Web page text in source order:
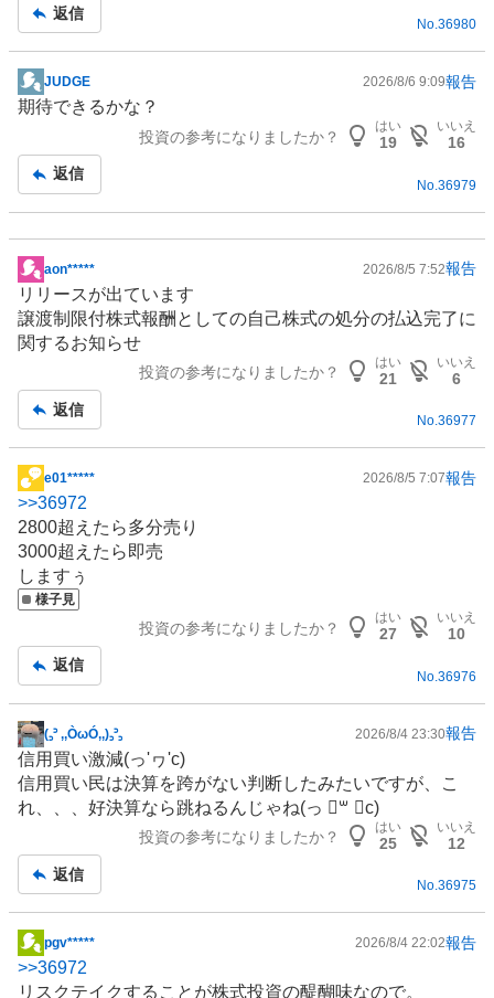
事
返信
No.36980
掲
示
事
JUDGE 2026/8/6 9:09報告
期待できるかな？
投資の参考になりましたか？
はい
19
いいえ
16
返信
No. 36979
掲
示
板
記
aon***** 2026/8/5 7:52報告
リリースが出ています
譲渡制限付株式報酬としての自己株式の処分の払込完了に
関するお知らせ
投資の参考になりましたか？
はい
21
いいえ
6
返信
No.36977
掲
示
板
記
事
e01***** 2026/8/5 7:07報告
>>36972
2800超えたら多分売り
3000超えたら即売
しますぅ
様子見
投資の参考になりましたか？
はい
27
いいえ
10
返信
No. 36976
掲
示
板
記
(꜆꜄ ,,ÒωÓ,,)꜆꜄꜆ 2026/8/4 23:30報告
信用買い激減(っ'ヮ'c)
信用買い民は決算を跨がない判断したみたいですが、こ
れ、、、好決算なら跳ねるんじゃね(っ ॑꒳ ॑c)
投資の参考になりましたか？
はい
25
いいえ
12
返信
No.36975
掲
示
pgv***** 2026/8/4 22:02報告
>>36972
リスクテイクすることが株式投資の醍醐味なので。